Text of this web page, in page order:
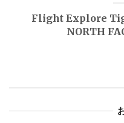
Flight Explore
NORTH